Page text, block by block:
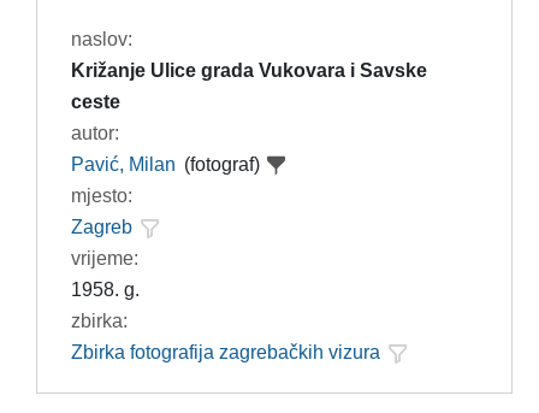
naslov:
Križanje Ulice grada Vukovara i Savske
ceste
autor:
Pavić, Milan (fotograf)
mjesto:
Zagreb
vrijeme:
1958. g.
zbirka:
Zbirka fotografija zagrebačkih vizura